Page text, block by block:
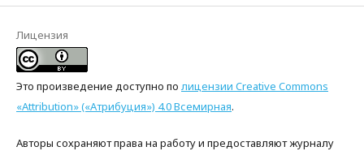
Лицензия
Это произведение доступно по лицензии Creative Commons
«Attribution» («Атрибуция») 4.0 Всемирная.
Авторы сохраняют права на работу и предоставляют журналу